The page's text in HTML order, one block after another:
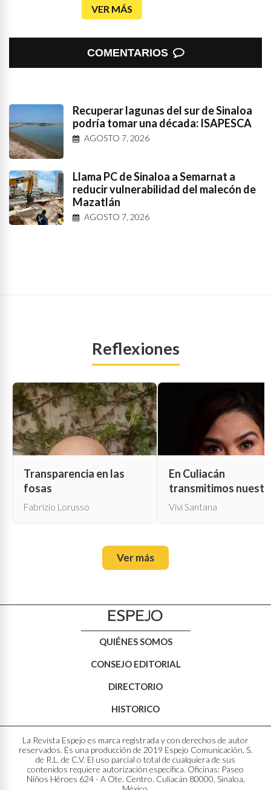
VER MÁS
COMENTARIOS
Recuperar lagunas del sur de Sinaloa
podría tomar una década: ISAPESCA
AGOSTO 7, 2026
Llama PC de Sinaloa a Semarnat a
reducir vulnerabilidad del malecón de
Mazatlán
AGOSTO 7, 2026
Reflexiones
Transparencia en las
fosas
Fabrizio Lorusso
En Culiacán
transmitimos
propia muerte
Vivi Santana
Ver más
QUIÉNES SOMOS
CONSEJO EDITORIAL
DIRECTORIO
HISTORICO
La Revista Espejo es marca registrada y con derechos de autor
reservados. Es una producción de 2019 Espejo Comunicación, S.
de R.L. de C.V. El uso parcial o total de cualquiera de sus
contenidos requiere autorización específica. Oficinas: Paseo
Niños Héroes 624 - A Ote. Centro. Culiacán 80000, Sinaloa,